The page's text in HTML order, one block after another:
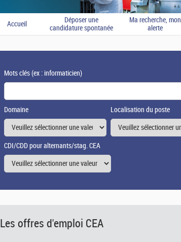
Accueil
Déposer une
candidature spontanée
Ma recherche, mon
alerte
Mots clés(ex : informaticien)
Domaine Localisation du poste
CDI/CDD pour alternants/stag. CEA
Les offres d'emploi CEA